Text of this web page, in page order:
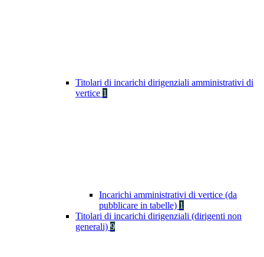
Titolari di incarichi dirigenziali amministrativi di
vertice 1
Incarichi amministrativi di vertice (da
pubblicare in tabelle) 1
Titolari di incarichi dirigenziali (dirigenti non
generali) 9